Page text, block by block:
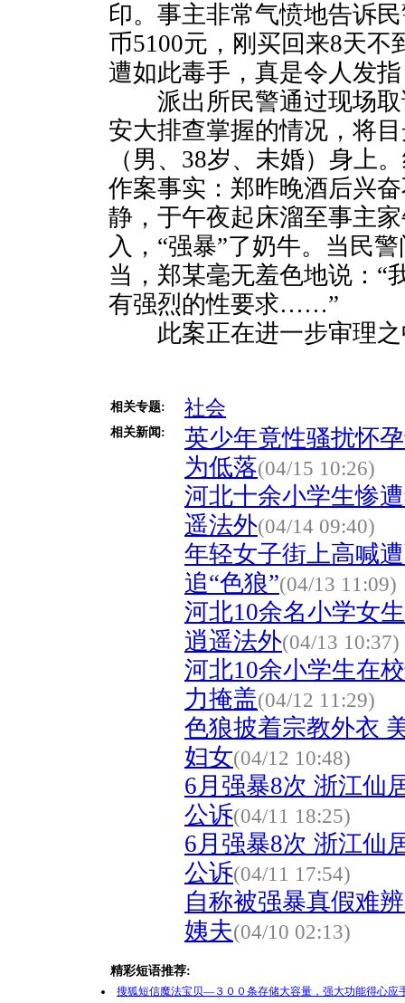
印。事主非常气愤地告诉
币5100元，刚买回来8天不
遭如此毒手，真是令人发
派出所民警通过现场取
安大排查掌握的情况，将
（男、38岁、未婚）身上
作案事实：郑昨晚酒后兴
静，于午夜起床溜至事主
入，“强暴”了奶牛。当民
当，郑某毫无羞色地说：“
有强烈的性要求……”
此案正在进一步审理之
相关专题: 社会
相关新闻:
英少年竟性骚扰怀
为低落(04/15 10:26)
河北十余小学生惨
遥法外(04/14 09:40)
年轻女子街上高喊
追“色狼”(04/13 11:09)
河北10余名小学女
逍遥法外(04/13 10:37)
河北10余小学生在
力掩盖(04/12 11:29)
色狼披着宗教外衣
妇女(04/12 10:48)
6月强暴8次 浙江仙
公诉(04/11 18:25)
6月强暴8次 浙江仙
公诉(04/11 17:54)
自称被强暴真假难
姨夫(04/10 02:13)
精彩短语推荐:
搜狐短信魔法宝贝—３００条存储大容量，强大功能得心应